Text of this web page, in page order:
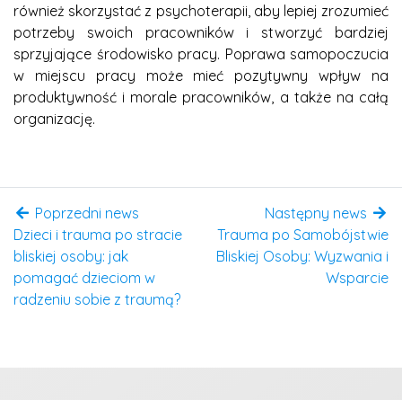
również skorzystać z psychoterapii, aby lepiej zrozumieć
potrzeby swoich pracowników i stworzyć bardziej
sprzyjające środowisko pracy. Poprawa samopoczucia
w miejscu pracy może mieć pozytywny wpływ na
produktywność i morale pracowników, a także na całą
organizację.
Poprzedni news
Dzieci i trauma po stracie
bliskiej osoby: jak
pomagać dzieciom w
radzeniu sobie z traumą?
Następny news
Trauma po Samobójstwie
Bliskiej Osoby: Wyzwania i
Wsparcie